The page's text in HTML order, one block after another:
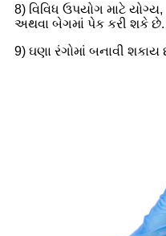
8) વિવિધ ઉપયોગ માટે યોગ્ય,
અથવા બેગમાં પેક કરી શકે છે.
9) ઘણા રંગોમાં બનાવી શકાય